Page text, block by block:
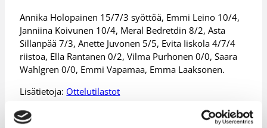
Annika Holopainen 15/7/3 syöttöä, Emmi Leino 10/4,
Janniina Koivunen 10/4, Meral Bedretdin 8/2, Asta
Sillanpää 7/3, Anette Juvonen 5/5, Evita Iiskola 4/7/4
riistoa, Ella Rantanen 0/2, Vilma Purhonen 0/0, Saara
Wahlgren 0/0, Emmi Vapamaa, Emma Laaksonen.
Lisätietoja: Ottelutilastot